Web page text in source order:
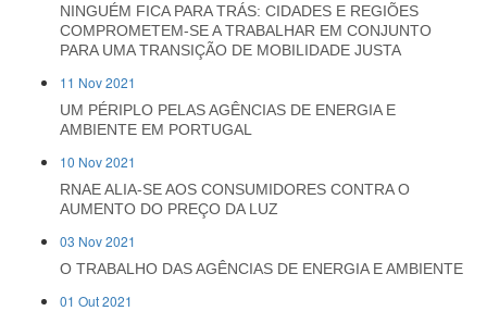
NINGUÉM FICA PARA TRÁS: CIDADES E REGIÕES
COMPROMETEM-SE A TRABALHAR EM CONJUNTO
PARA UMA TRANSIÇÃO DE MOBILIDADE JUSTA
11 Nov 2021
UM PÉRIPLO PELAS AGÊNCIAS DE ENERGIA E
AMBIENTE EM PORTUGAL
10 Nov 2021
RNAE ALIA-SE AOS CONSUMIDORES CONTRA O
AUMENTO DO PREÇO DA LUZ
03 Nov 2021
O TRABALHO DAS AGÊNCIAS DE ENERGIA E AMBIENTE
01 Out 2021